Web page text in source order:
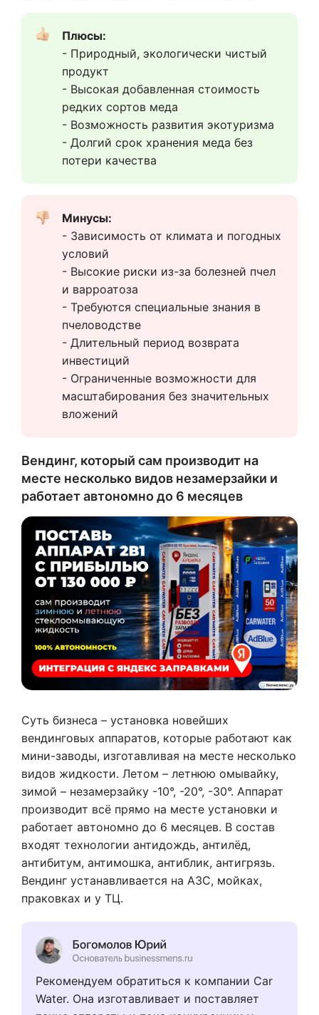
Плюсы:
- Природный, экологически чистый
продукт
- Высокая добавленная стоимость
редких сортов меда
- Возможность развития экотуризма
- Долгий срок хранения меда без
потери качества
Минусы:
- Зависимость от климата и погодных
условий
- Высокие риски из-за болезней пчел
и варроатоза
- Требуются специальные знания в
пчеловодстве
- Длительный период возврата
инвестиций
- Ограниченные возможности для
масштабирования без значительных
вложений
Вендинг, который сам производит на
месте несколько видов незамерзайки и
работает автономно до 6 месяцев
Суть бизнеса – установка новейших
вендинговых аппаратов, которые работают как
мини-заводы, изготавливая на месте несколько
видов жидкости. Летом – летнюю омывайку,
зимой – незамерзайку -10°, -20°, -30°. Аппарат
производит всё прямо на месте установки и
работает автономно до 6 месяцев. В состав
входят технологии антидождь, антилёд,
антибитум, антимошка, антиблик, антигрязь.
Вендинг устанавливается на АЗС, мойках,
праковках и у ТЦ.
Рекомендуем обратиться к компании Car
Water. Она изготавливает и поставляет